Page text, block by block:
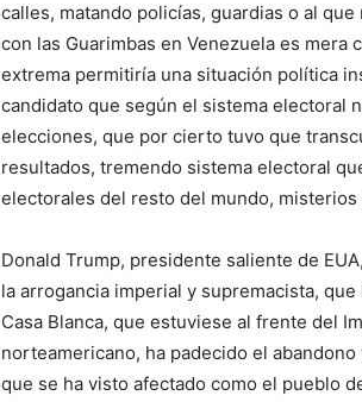
calles, matando policías, guardias o al
con las Guarimbas en Venezuela es
extrema permitiría una situación política
candidato que según el sistema electoral
elecciones, que por cierto tuvo que
resultados, tremendo sistema electoral
electorales del resto del mundo, misterios
Donald Trump, presidente saliente de
la arrogancia imperial y supremacista,
Casa Blanca, que estuviese al frente del
norteamericano, ha padecido el
que se ha visto afectado como el pueblo